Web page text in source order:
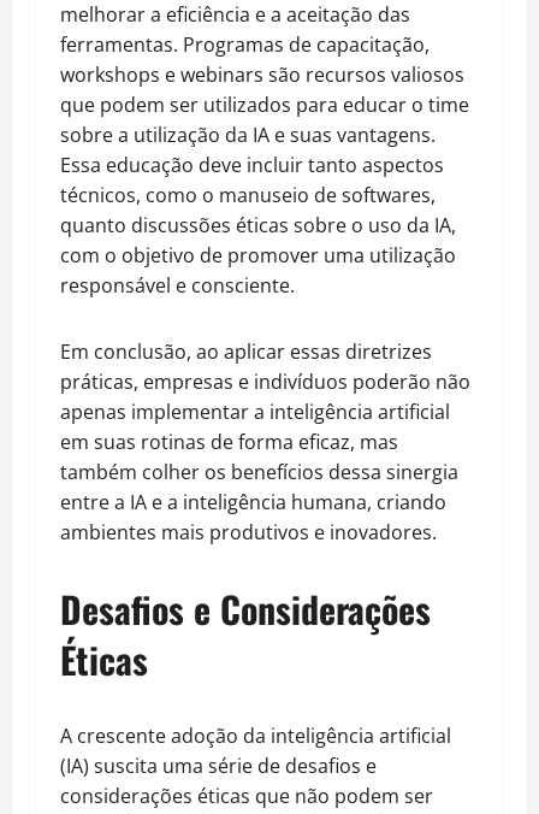
melhorar a eficiência e a aceitação das
ferramentas. Programas de capacitação,
workshops e webinars são recursos valiosos
que podem ser utilizados para educar o time
sobre a utilização da IA e suas vantagens.
Essa educação deve incluir tanto aspectos
técnicos, como o manuseio de softwares,
quanto discussões éticas sobre o uso da IA,
com o objetivo de promover uma utilização
responsável e consciente.
Em conclusão, ao aplicar essas diretrizes
práticas, empresas e indivíduos poderão não
apenas implementar a inteligência artificial
em suas rotinas de forma eficaz, mas
também colher os benefícios dessa sinergia
entre a IA e a inteligência humana, criando
ambientes mais produtivos e inovadores.
Desafios e Considerações
Éticas
A crescente adoção da inteligência artificial
(IA) suscita uma série de desafios e
considerações éticas que não podem ser